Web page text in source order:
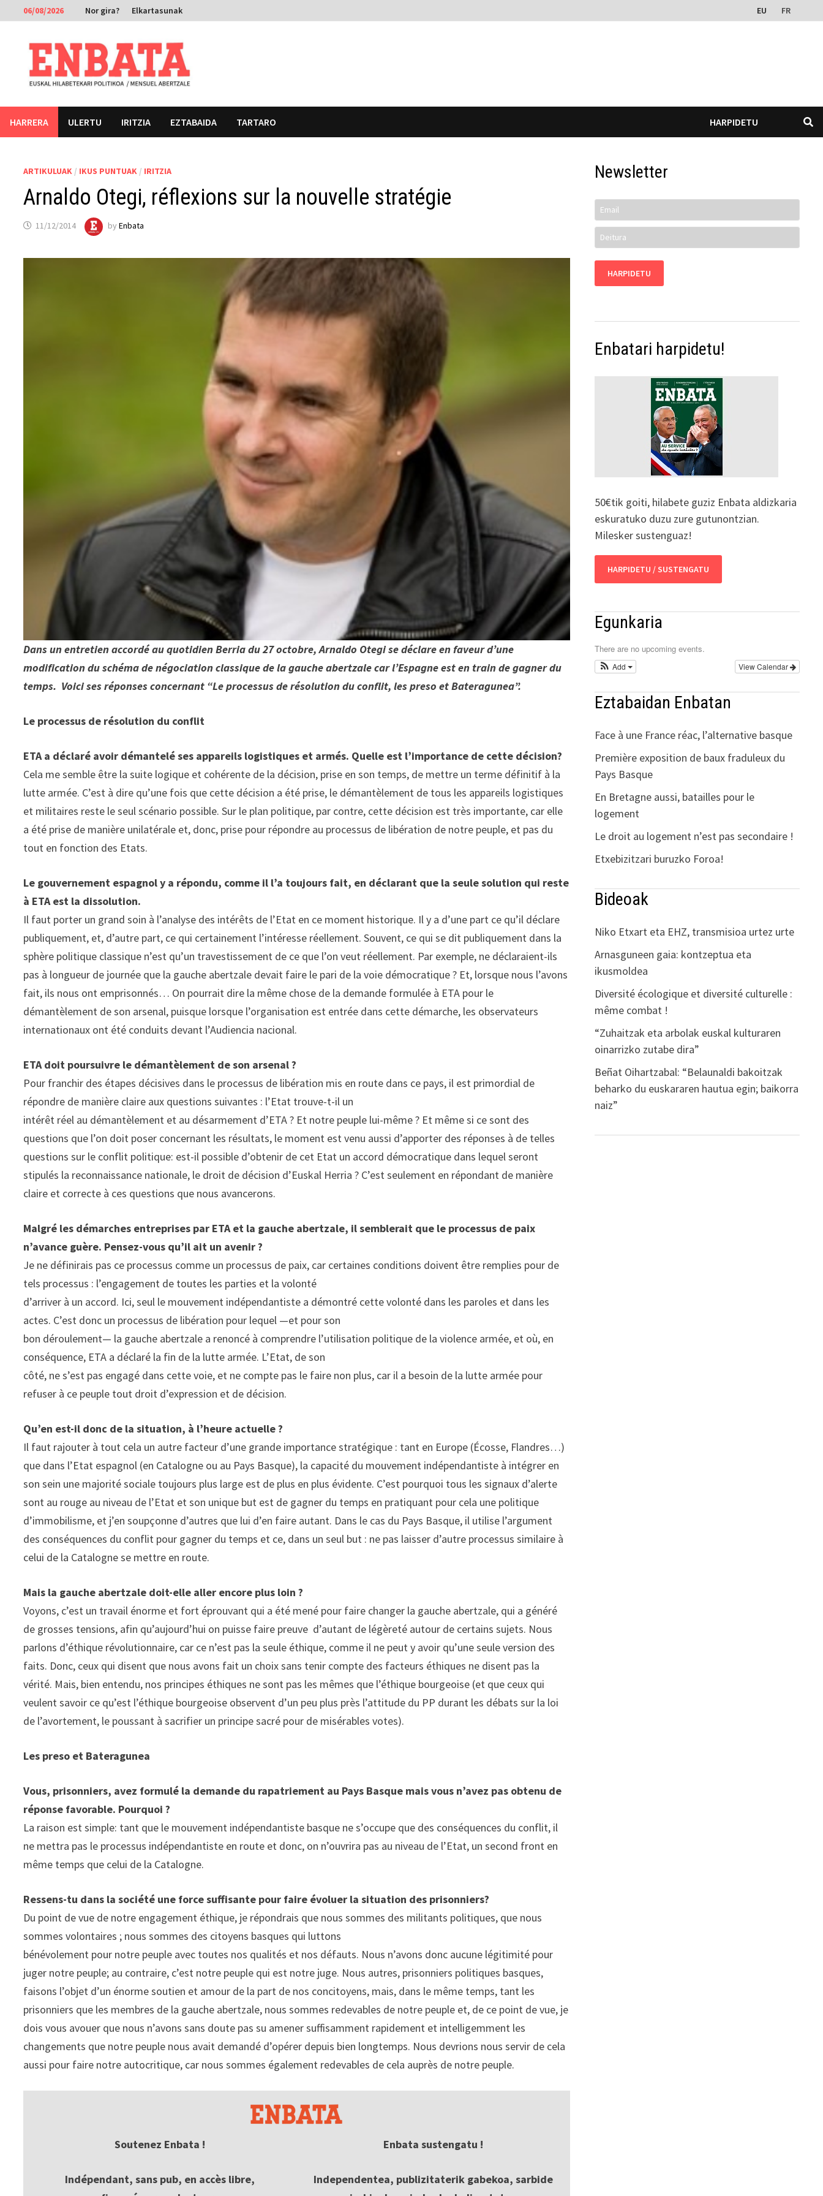
to
content
06/08/2026 Nor gira? Elkartasunak EU FR
HARRERA ULERTU IRITZIA EZTABAIDA TARTARO HARPIDETU
ARTIKULUAK / IKUS PUNTUAK / IRITZIA
Arnaldo Otegi, réflexions sur la nouvelle stratégie
11/12/2014 byEnbata
Dans un entretien accordé au quotidien Berria du 27 octobre, Arnaldo Otegi se déclare en faveur d’une
modification du schéma de négociation classique de la gauche abertzale car l’Espagne est en train de gagner du
temps. Voici ses réponses concernant “Le processus de résolution du conflit, les preso et Bateragunea”.
Le processus de résolution du conflit
ETA a déclaré avoir démantelé ses appareils logistiques et armés. Quelle est l’importance de cette décision?
Cela me semble être la suite logique et cohérente de la décision, prise en son temps, de mettre un terme définitif à la
lutte armée. C’est à dire qu’une fois que cette décision a été prise, le démantèlement de tous les appareils logistiques
et militaires reste le seul scénario possible. Sur le plan politique, par contre, cette décision est très importante, car elle
a été prise de manière unilatérale et, donc, prise pour répondre au processus de libération de notre peuple, et pas du
tout en fonction des Etats.
Le gouvernement espagnol y a répondu, comme il l’a toujours fait, en déclarant que la seule solution qui reste
à ETA est la dissolution.
Il faut porter un grand soin à l’analyse des intérêts de l’Etat en ce moment historique. Il y a d’une part ce qu’il déclare
publiquement, et, d’autre part, ce qui certainement l’intéresse réellement. Souvent, ce qui se dit publiquement dans la
sphère politique classique n’est qu’un travestissement de ce que l’on veut réellement. Par exemple, ne déclaraient-ils
pas à longueur de journée que la gauche abertzale devait faire le pari de la voie démocratique ? Et, lorsque nous l’avons
fait, ils nous ont emprisonnés… On pourrait dire la même chose de la demande formulée à ETA pour le
démantèlement de son arsenal, puisque lorsque l’organisation est entrée dans cette démarche, les observateurs
internationaux ont été conduits devant l’Audiencia nacional.
ETA doit poursuivre le démantèlement de son arsenal ?
Pour franchir des étapes décisives dans le processus de libération mis en route dans ce pays, il est primordial de
répondre de manière claire aux questions suivantes : l’Etat trouve-t-il un
intérêt réel au démantèlement et au désarmement d’ETA ? Et notre peuple lui-même ? Et même si ce sont des
questions que l’on doit poser concernant les résultats, le moment est venu aussi d’apporter des réponses à de telles
questions sur le conflit politique: est-il possible d’obtenir de cet Etat un accord démocratique dans lequel seront
stipulés la reconnaissance nationale, le droit de décision d’Euskal Herria ? C’est seulement en répondant de manière
claire et correcte à ces questions que nous avancerons.
Malgré les démarches entreprises par ETA et la gauche abertzale, il semblerait que le processus de paix
n’avance guère. Pensez-vous qu’il ait un avenir ?
Je ne définirais pas ce processus comme un processus de paix, car certaines conditions doivent être remplies pour de
tels processus : l’engagement de toutes les parties et la volonté
d’arriver à un accord. Ici, seul le mouvement indépendantiste a démontré cette volonté dans les paroles et dans les
actes. C’est donc un processus de libération pour lequel —et pour son
bon déroulement— la gauche abertzale a renoncé à comprendre l’utilisation politique de la violence armée, et où, en
conséquence, ETA a déclaré la fin de la lutte armée. L’Etat, de son
côté, ne s’est pas engagé dans cette voie, et ne compte pas le faire non plus, car il a besoin de la lutte armée pour
refuser à ce peuple tout droit d’expression et de décision.
Qu’en est-il donc de la situation, à l’heure actuelle ?
Il faut rajouter à tout cela un autre facteur d’une grande importance stratégique : tant en Europe (Écosse, Flandres…)
que dans l’Etat espagnol (en Catalogne ou au Pays Basque), la capacité du mouvement indépendantiste à intégrer en
son sein une majorité sociale toujours plus large est de plus en plus évidente. C’est pourquoi tous les signaux d’alerte
sont au rouge au niveau de l’Etat et son unique but est de gagner du temps en pratiquant pour cela une politique
d’immobilisme, et j’en soupçonne d’autres que lui d’en faire autant. Dans le cas du Pays Basque, il utilise l’argument
des conséquences du conflit pour gagner du temps et ce, dans un seul but : ne pas laisser d’autre processus similaire à
celui de la Catalogne se mettre en route.
Mais la gauche abertzale doit-elle aller encore plus loin ?
Voyons, c’est un travail énorme et fort éprouvant qui a été mené pour faire changer la gauche abertzale, qui a généré
de grosses tensions, afin qu’aujourd’hui on puisse faire preuve d’autant de légèreté autour de certains sujets. Nous
parlons d’éthique révolutionnaire, car ce n’est pas la seule éthique, comme il ne peut y avoir qu’une seule version des
faits. Donc, ceux qui disent que nous avons fait un choix sans tenir compte des facteurs éthiques ne disent pas la
vérité. Mais, bien entendu, nos principes éthiques ne sont pas les mêmes que l’éthique bourgeoise (et que ceux qui
veulent savoir ce qu’est l’éthique bourgeoise observent d’un peu plus près l’attitude du PP durant les débats sur la loi
de l’avortement, le poussant à sacrifier un principe sacré pour de misérables votes).
Les preso et Bateragunea
Vous, prisonniers, avez formulé la demande du rapatriement au Pays Basque mais vous n’avez pas obtenu de
réponse favorable. Pourquoi ?
La raison est simple: tant que le mouvement indépendantiste basque ne s’occupe que des conséquences du conflit, il
ne mettra pas le processus indépendantiste en route et donc, on n’ouvrira pas au niveau de l’Etat, un second front en
même temps que celui de la Catalogne.
Ressens-tu dans la société une force suffisante pour faire évoluer la situation des prisonniers?
Du point de vue de notre engagement éthique, je répondrais que nous sommes des militants politiques, que nous
sommes volontaires ; nous sommes des citoyens basques qui luttons
bénévolement pour notre peuple avec toutes nos qualités et nos défauts. Nous n’avons donc aucune légitimité pour
juger notre peuple; au contraire, c’est notre peuple qui est notre juge. Nous autres, prisonniers politiques basques,
faisons l’objet d’un énorme soutien et amour de la part de nos concitoyens, mais, dans le même temps, tant les
prisonniers que les membres de la gauche abertzale, nous sommes redevables de notre peuple et, de ce point de vue, je
dois vous avouer que nous n’avons sans doute pas su amener suffisamment rapidement et intelligemment les
changements que notre peuple nous avait demandé d’opérer depuis bien longtemps. Nous devrions nous servir de cela
aussi pour faire notre autocritique, car nous sommes également redevables de cela auprès de notre peuple.
Soutenez Enbata !
Indépendant, sans pub, en accès libre,
Enbata sustengatu !
Independentea, publizitaterik gabekoa, sarbide
Newsletter
Enbatari harpidetu!
50€tik goiti, hilabete guziz Enbata aldizkaria
eskuratuko duzu zure gutunontzian.
Milesker sustenguaz!
HARPIDETU / SUSTENGATU
Egunkaria
There are no upcoming events.
View Calendar
Add
Eztabaidan Enbatan
Face à une France réac, l’alternative basque
Première exposition de baux fraduleux du
Pays Basque
En Bretagne aussi, batailles pour le
logement
Le droit au logement n’est pas secondaire !
Etxebizitzari buruzko Foroa!
Bideoak
Niko Etxart eta EHZ, transmisioa urtez urte
Arnasguneen gaia: kontzeptua eta
ikusmoldea
Diversité écologique et diversité culturelle :
même combat !
“Zuhaitzak eta arbolak euskal kulturaren
oinarrizko zutabe dira”
Beñat Oihartzabal: “Belaunaldi bakoitzak
beharko du euskararen hautua egin; baikorra
naiz”